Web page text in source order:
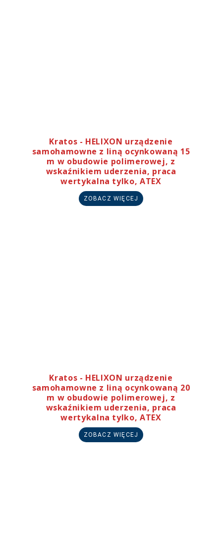
Kratos - HELIXON urządzenie
samohamowne z liną ocynkowaną 15
m w obudowie polimerowej, z
wskaźnikiem uderzenia, praca
wertykalna tylko, ATEX
ZOBACZ WIĘCEJ
Kratos - HELIXON urządzenie
samohamowne z liną ocynkowaną 20
m w obudowie polimerowej, z
wskaźnikiem uderzenia, praca
wertykalna tylko, ATEX
ZOBACZ WIĘCEJ